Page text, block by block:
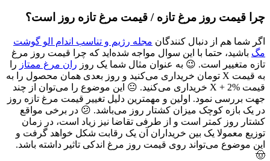
چرا قیمت روز مرغ تازه / قیمت مرغ تازه روز است؟
اگر شما هم از دنبال کنندگان مجله رژیم و تناسب اندام الو گوشت
مگ باشید، حتما با این سوال مواجه شده‌اید که چرا قیمت روز مرغ
تازه متغییر است. 😉 به عنوان مثال شما یک روز ران مرغ ممتاز را
به قیمت X تومان خریداری می‌کنید و روز بعدی همان محصول را به
قیمت X + 2% خریداری می‌کنید. 😐 این موضوع را می‌توان از چند
جهت بررسی نمود. اولین و مهمترین دلیل تغییر قیمت مرغ تازه روز
در یک بازه کوچک میزان کشتار روز می‌باشد. 😕 در برخی مواقع
کشتار روز کمتر است و از طرفی تقاضا نیز زیاد است، در زمان
توزیع معمولا یک بین خریداران آن یک رقابت شکل خواهد گرفت و
این موضوع می‌تواند روی قیمت روز مرغ اندکی تاثیر داشته باشد.
🤠